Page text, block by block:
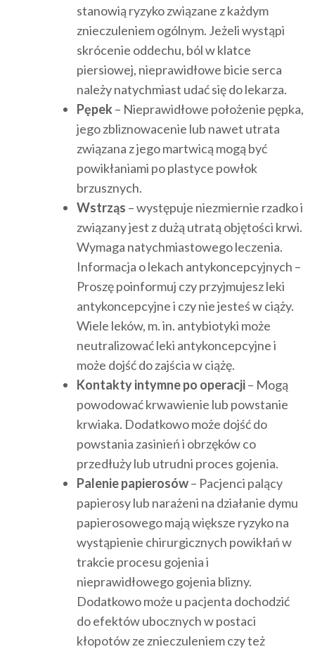
stanowią ryzyko związane z każdym
znieczuleniem ogólnym. Jeżeli wystąpi
skrócenie oddechu, ból w klatce
piersiowej, nieprawidłowe bicie serca
należy natychmiast udać się do lekarza.
Pępek – Nieprawidłowe położenie pępka,
jego zbliznowacenie lub nawet utrata
związana z jego martwicą mogą być
powikłaniami po plastyce powłok
brzusznych.
Wstrząs – występuje niezmiernie rzadko i
związany jest z dużą utratą objętości krwi.
Wymaga natychmiastowego leczenia.
Informacja o lekach antykoncepcyjnych –
Proszę poinformuj czy przyjmujesz leki
antykoncepcyjne i czy nie jesteś w ciąży.
Wiele leków, m. in. antybiotyki może
neutralizować leki antykoncepcyjne i
może dojść do zajścia w ciążę.
Kontakty intymne po operacji– Mogą
powodować krwawienie lub powstanie
krwiaka. Dodatkowo może dojść do
powstania zasinień i obrzęków co
przedłuży lub utrudni proces gojenia.
Palenie papierosów– Pacjenci palący
papierosy lub narażeni na działanie dymu
papierosowego mają większe ryzyko na
wystąpienie chirurgicznych powikłań w
trakcie procesu gojenia i
nieprawidłowego gojenia blizny.
Dodatkowo może u pacjenta dochodzić
do efektów ubocznych w postaci
kłopotów ze znieczuleniem czy też